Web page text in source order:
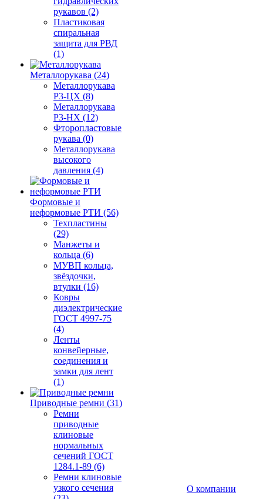
рукавов (2)
Пластиковая
спиральная
защита для РВД
(1)
Металлорукава (24)
Металлорукава
Р3-ЦХ (8)
Металлорукава
Р3-НХ (12)
Фторопластовые
рукава (0)
Металлорукава
высокого
давления (4)
Формовые и
неформовые РТИ (56)
Техпластины
(29)
Манжеты и
кольца (6)
МУВП кольца,
звёздочки,
втулки (16)
Ковры
диэлектрические
ГОСТ 4997-75
(4)
Ленты
конвейерные,
соединения и
замки для лент
(1)
Приводные ремни (31)
Ремни
приводные
клиновые
нормальных
сечений ГОСТ
1284.1-89 (6)
Ремни клиновые
узкого сечения
О компании